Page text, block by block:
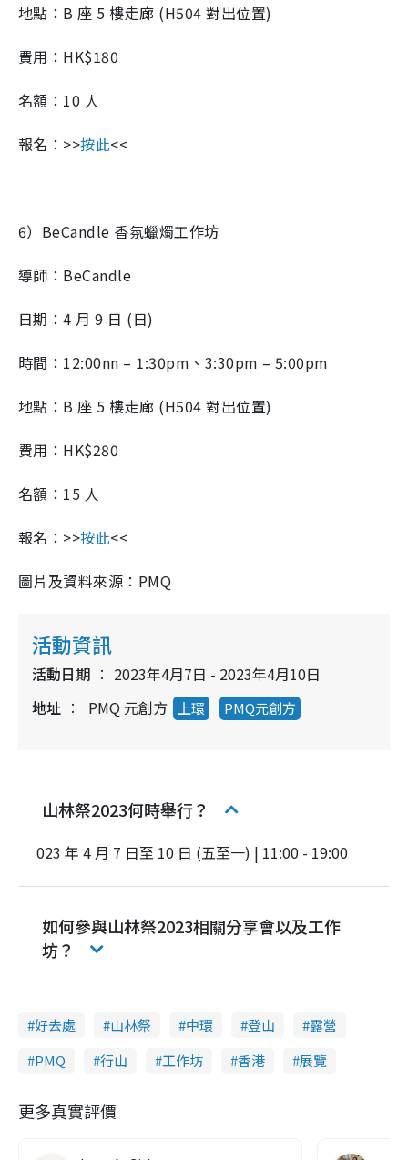
地點：B 座 5 樓走廊 (H504 對出位置)
費用：HK$180
名額：10 人
報名：>>按此<<
6）BeCandle 香氛蠟燭工作坊
導師：BeCandle
日期：4 月 9 日 (日)
時間：12:00nn – 1:30pm、3:30pm – 5:00pm
地點：B 座 5 樓走廊 (H504 對出位置)
費用：HK$280
名額：15 人
報名：>>按此<<
圖片及資料來源：PMQ
活動資訊
活動日期
2023年4月7日 - 2023年4月10日
地址
PMQ 元創方 上環 PMQ元創方
山林祭2023何時舉行？
023 年 4 月 7 日至 10 日 (五至一) | 11:00 - 19:00
如何參與山林祭2023相關分享會以及工作
坊？
好去處 山林祭 中環 登山
露營
PMQ
行山 工作坊 香港 展覽
更多真實評價